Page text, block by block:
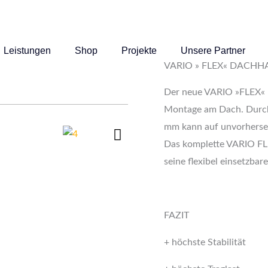
Leistungen Shop Projekte Unsere Partner
VARIO » FLEX«
Der neue VARIO
Montage am Dach.
mm kann auf
Das komplette VARIO
seine flexibel
FAZIT
+ höchste Stabilität